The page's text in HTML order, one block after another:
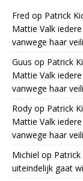
Fred op Patrick
Mattie Valk
vanwege haar
Guus op Patrick
Mattie Valk
vanwege haar
Rody op Patrick
Mattie Valk
vanwege haar
Michiel op
uiteindelijk gaat